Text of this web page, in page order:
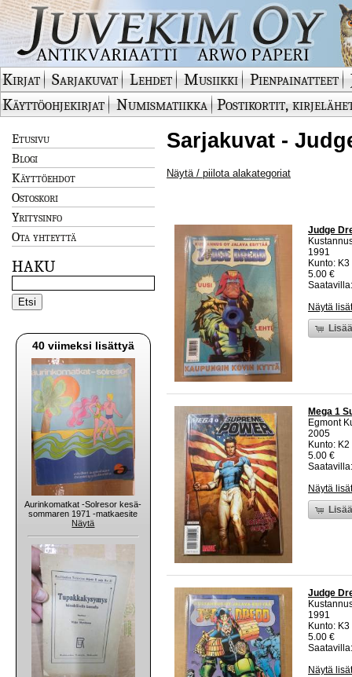
Kirjat Sarjakuvat Lehdet Musiikki Pienpainatteet
Käyttöohjekirjat
Numismatiikka Postikortit,
Etusivu
Blogi
Käyttöehdot
Ostoskori
Yritysinfo
Ota yhteyttä
HAKU
40 viimeksi lisättyä
Aurinkomatkat -Solresor kesä-
sommaren 1971 -matkaesite
Näytä
Sarjakuvat -
Näytä / piilota alakategoriat
Judge
1991
Kunto:
5.00 €
Näytä
Mega 1
Egmont
2005
Kunto:
5.00 €
Näytä
Judge
1991
Kunto:
5.00 €
Näytä